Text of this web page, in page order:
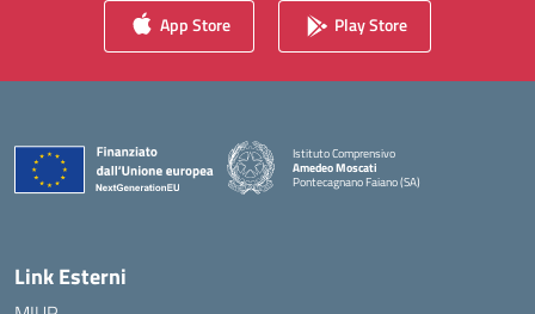
App Store Play Store
Istituto Comprensivo
Amedeo Moscati
Pontecagnano Faiano (SA)
— Visita la pagina iniziale della scuola
Link Esterni